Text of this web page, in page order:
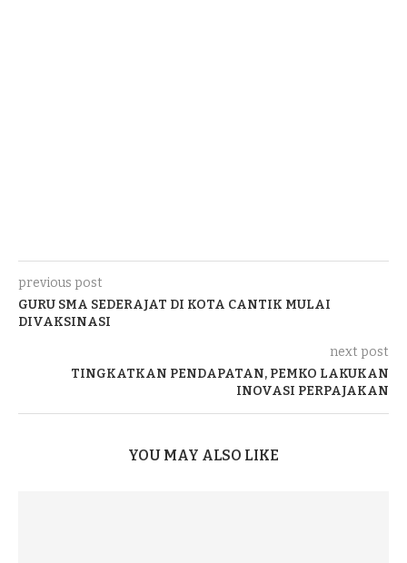
previous post
GURU SMA SEDERAJAT DI KOTA CANTIK MULAI
DIVAKSINASI
next post
TINGKATKAN PENDAPATAN, PEMKO LAKUKAN
INOVASI PERPAJAKAN
YOU MAY ALSO LIKE